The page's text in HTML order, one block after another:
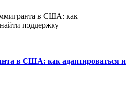
в США: как адаптироваться и